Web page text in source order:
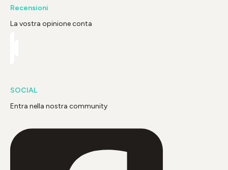
Recensioni
La vostra opinione conta
SOCIAL
Entra nella nostra community